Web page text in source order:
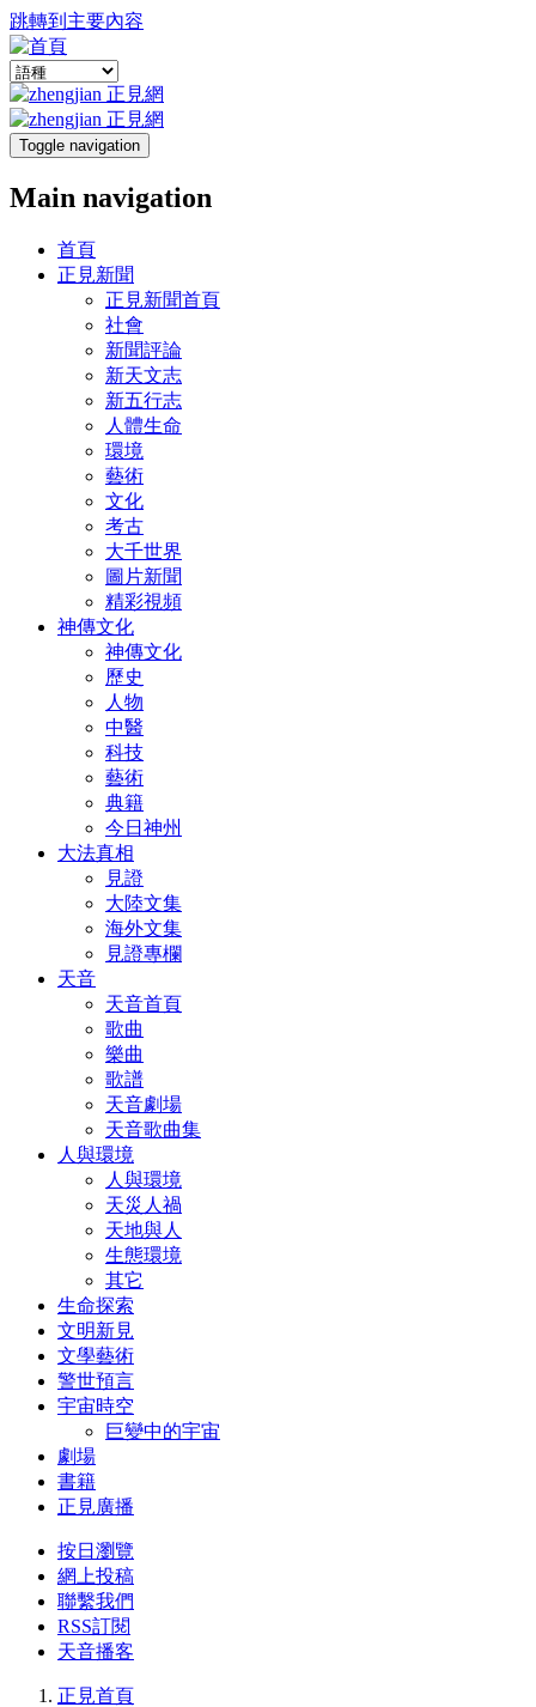
跳轉到主要內容
Toggle navigation
Main navigation
首頁
正見新聞
正見新聞首頁
社會
新聞評論
新天文志
新五行志
人體生命
環境
藝術
文化
考古
大千世界
圖片新聞
精彩視頻
神傳文化
神傳文化
歷史
人物
中醫
科技
藝術
典籍
今日神州
大法真相
見證
大陸文集
海外文集
見證專欄
天音
天音首頁
歌曲
樂曲
歌譜
天音劇場
天音歌曲集
人與環境
人與環境
天災人禍
天地與人
生態環境
其它
生命探索
文明新見
文學藝術
警世預言
宇宙時空
巨變中的宇宙
劇場
書籍
正見廣播
按日瀏覽
網上投稿
聯繫我們
RSS訂閱
天音播客
正見首頁